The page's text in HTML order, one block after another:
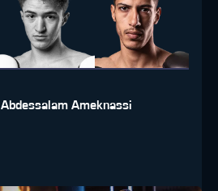
Abdessalam Ameknassi